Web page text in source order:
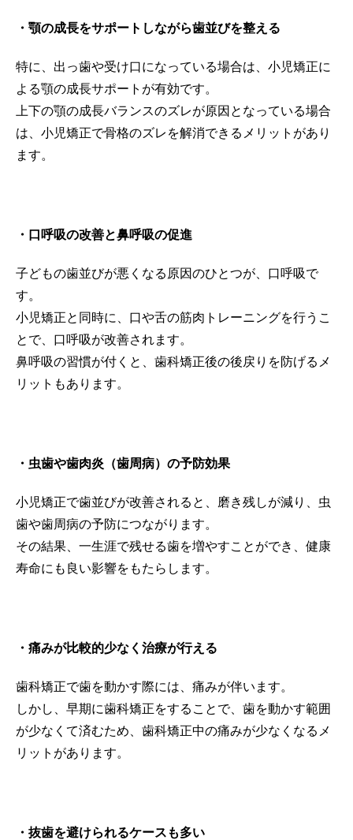
・顎の成長をサポートしながら歯並びを整える
特に、出っ歯や受け口になっている場合は、小児矯正に
よる顎の成長サポートが有効です。
上下の顎の成長バランスのズレが原因となっている場合
は、小児矯正で骨格のズレを解消できるメリットがあり
ます。
・口呼吸の改善と鼻呼吸の促進
子どもの歯並びが悪くなる原因のひとつが、口呼吸で
す。
小児矯正と同時に、口や舌の筋肉トレーニングを行うこ
とで、口呼吸が改善されます。
鼻呼吸の習慣が付くと、歯科矯正後の後戻りを防げるメ
リットもあります。
・虫歯や歯肉炎（歯周病）の予防効果
小児矯正で歯並びが改善されると、磨き残しが減り、虫
歯や歯周病の予防につながります。
その結果、一生涯で残せる歯を増やすことができ、健康
寿命にも良い影響をもたらします。
・痛みが比較的少なく治療が行える
歯科矯正で歯を動かす際には、痛みが伴います。
しかし、早期に歯科矯正をすることで、歯を動かす範囲
が少なくて済むため、歯科矯正中の痛みが少なくなるメ
リットがあります。
・抜歯を避けられるケースも多い